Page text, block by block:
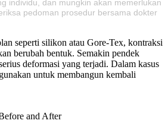
individu, dan mungkin akan memerlukan
pedoman prosedur bersama dokter
seperti silikon atau Gore-Tex, kontraksi
berubah bentuk. Semakin pendek
deformasi yang terjadi. Dalam kasus
untuk membangun kembali